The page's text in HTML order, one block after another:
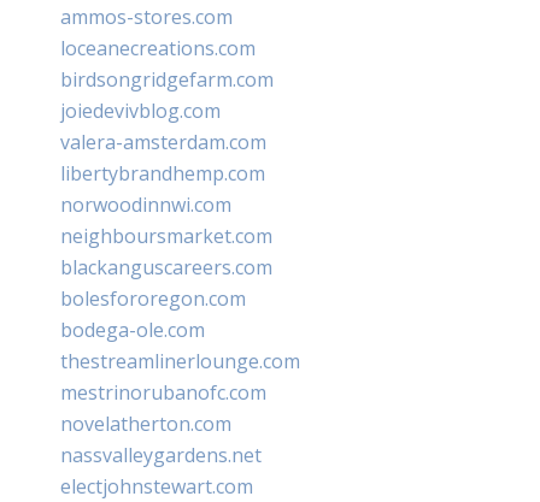
ammos-stores.com
loceanecreations.com
birdsongridgefarm.com
joiedevivblog.com
valera-amsterdam.com
libertybrandhemp.com
norwoodinnwi.com
neighboursmarket.com
blackanguscareers.com
bolesfororegon.com
bodega-ole.com
thestreamlinerlounge.com
mestrinorubanofc.com
novelatherton.com
nassvalleygardens.net
electjohnstewart.com